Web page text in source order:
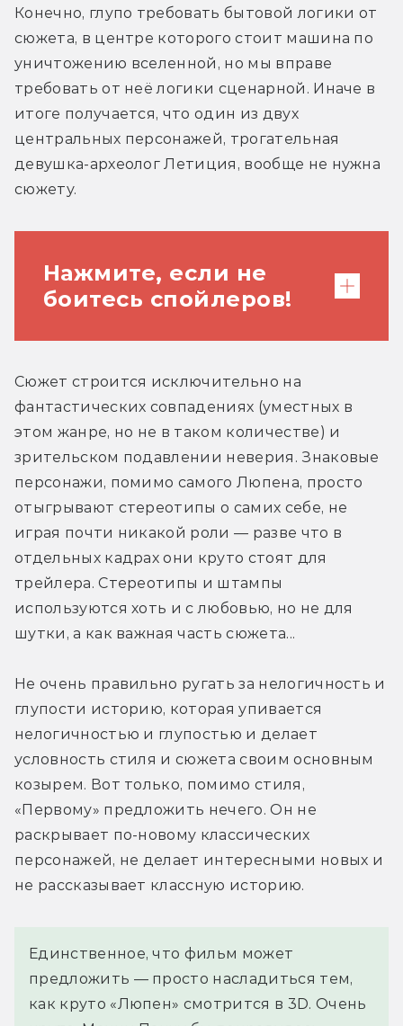
Конечно, глупо требовать бытовой логики от
сюжета, в центре которого стоит машина по
уничтожению вселенной, но мы вправе
требовать от неё логики сценарной. Иначе в
итоге получается, что один из двух
центральных персонажей, трогательная
девушка-археолог Летиция, вообще не нужна
сюжету.
Нажмите, если не
боитесь спойлеров!
Языку для расшифровки дневника её
обучает сам нацистский дедушка, то
есть её талант не уникален. Управлять
кораблём в финале умеет не только
она, но и главный злодей, так почему
он просто не пустит сопернице пулю в
голову? Двигаться по коридору
ловушек Люпен с компанией может и
без неё. Зачем она нужна? Быть «девой
в беде» и пассивным любовным
интересом главного героя, при живой-
Сюжет строится исключительно на
фантастических совпадениях (уместных в
этом жанре, но не в таком количестве) и
зрительском подавлении неверия. Знаковые
персонажи, помимо самого Люпена, просто
отыгрывают стереотипы о самих себе, не
играя почти никакой роли — разве что в
отдельных кадрах они круто стоят для
трейлера. Стереотипы и штампы
используются хоть и с любовью, но не для
шутки, а как важная часть сюжета...
Не очень правильно ругать за нелогичность и
глупости историю, которая упивается
нелогичностью и глупостью и делает
условность стиля и сюжета своим основным
козырем. Вот только, помимо стиля,
«Первому» предложить нечего. Он не
раскрывает по-новому классических
персонажей, не делает интересными новых и
не рассказывает классную историю.
Единственное, что фильм может
предложить — просто насладиться тем,
как круто «Люпен» смотрится в 3D. Очень